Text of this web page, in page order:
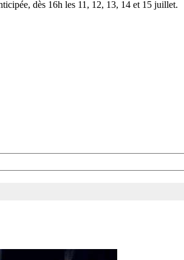
dès 16h les 11, 12, 13, 14 et 15 juillet.